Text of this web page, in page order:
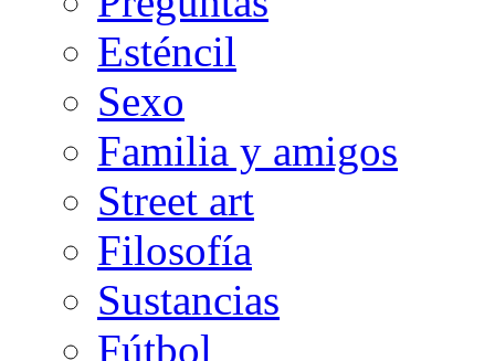
Esténcil
Sexo
Familia y amigos
Street art
Filosofía
Sustancias
Fútbol